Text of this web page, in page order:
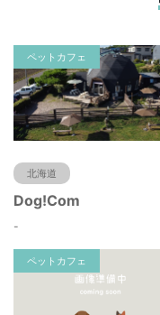
ペットカフェ
北海道
Dog!Com
-
ペットカフェ